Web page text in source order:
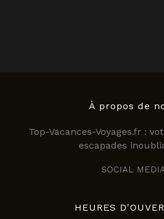
À propos de
Top-Vacances-Voyages.fr :
escapades
SOCIAL
HEURES